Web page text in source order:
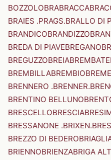
BOZZOLOBRABRACCA
BRAIES .PRAGS.BRALLO DI
BRANDICOBRANDIZZO
BREDA DI PIAVEBREGANO
BREGUZZOBREIABREMBATE
BREMBILLABREMBIOBREME
BRENNERO .BRENNER.
BRENTINO BELLUNO
BRESCELLOBRESCIA
BRESSANONE .BRIXEN.
BREZZO DI BEDERO
BRIENNOBRIENZABRIGA